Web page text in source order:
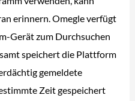
erinnern. Omegle verfügt
Gerät zum Durchsuchen
speichert die Plattform
gemeldete
Zeit gespeichert